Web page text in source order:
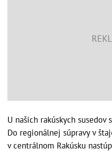
U našich rakúskych
Do regionálnej súpravy v
v centrálnom Rakúsku